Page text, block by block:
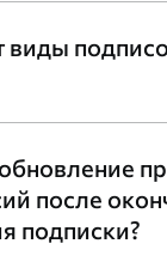
после
подписки?